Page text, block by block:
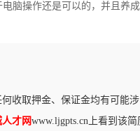
脑操作还是可以的，并且养
收取押金、保证金均有可能
人才网www.ljgpts.cn上看到该简